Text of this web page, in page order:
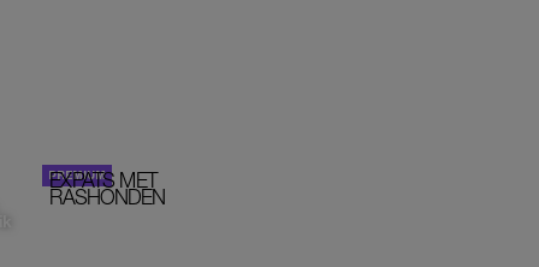
EXPATS MET
RASHONDEN